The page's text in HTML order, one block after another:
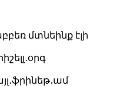
մտնեինք էլի